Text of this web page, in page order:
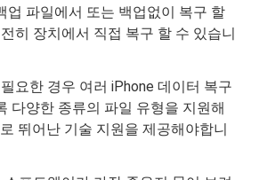
업 파일에서 또는 백업없이 복구 할
히 장치에서 직접 복구 할 수 있습니
요한 경우 여러 iPhone 데이터 복구
다양한 종류의 파일 유형을 지원해
뛰어난 기술 지원을 제공해야합니